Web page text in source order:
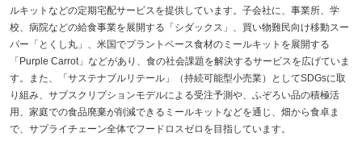
ルキットなどの定期宅配サービスを提供しています。子会社に、事業所、学
校、病院などの給食事業を展開する「シダックス」、買い物難民向け移動スー
パー「とくし丸」、米国でプラントベース食材のミールキットを展開する
「Purple Carrot」などがあり、食の社会課題を解決するサービスを広げていま
す。また、「サステナブルリテール」（持続可能型小売業）としてSDGsに取
り組み、サブスクリプションモデルによる受注予測や、ふぞろい品の積極活
用、家庭での食品廃棄が削減できるミールキットなどを通じ、畑から食卓ま
で、サプライチェーン全体でフードロスゼロを目指しています。